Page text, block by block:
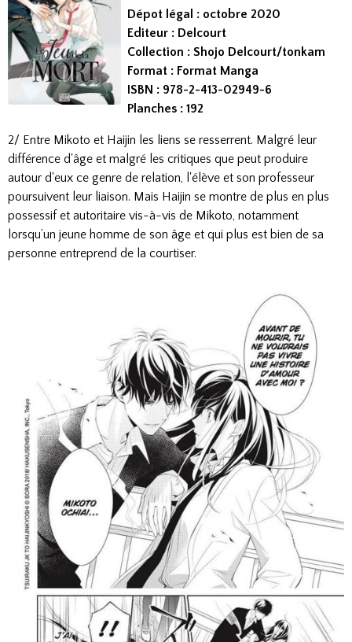
Dépot légal : octobre 2020
Editeur : Delcourt
Collection : Shojo Delcourt/tonkam
Format : Format Manga
ISBN : 978-2-413-02949-6
Planches : 192
2/ Entre Mikoto et Haijin les liens se resserrent. Malgré leur
différence d'âge et malgré les critiques que peut produire
autour d'eux ce genre de relation, l'élève et son professeur
poursuivent leur liaison. Mais Haijin se montre de plus en plus
possessif et autoritaire vis-à-vis de Mikoto, notamment
lorsqu’un jeune homme de son âge et qui plus est bien de sa
personne entreprend de la courtiser.